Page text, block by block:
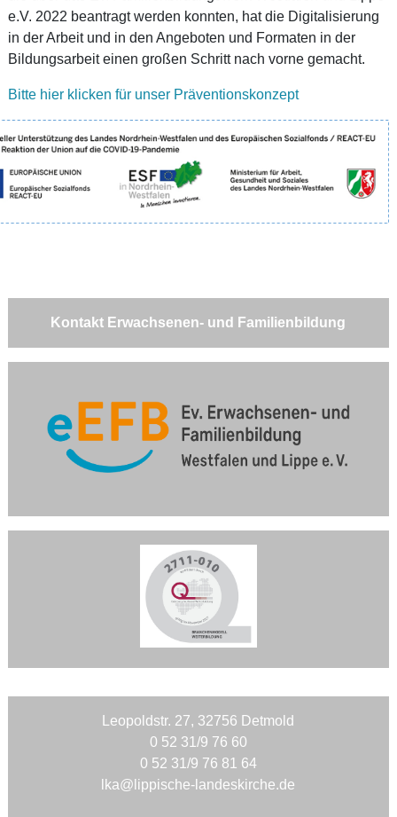
e.V. 2022 beantragt werden konnten, hat die Digitalisierung
in der Arbeit und in den Angeboten und Formaten in der
Bildungsarbeit einen großen Schritt nach vorne gemacht.
Bitte hier klicken für unser Präventionskonzept
Kontakt Erwachsenen- und Familienbildung
Leopoldstr. 27, 32756 Detmold
0 52 31/9 76 60
0 52 31/9 76 81 64
lka@lippische-landeskirche.de